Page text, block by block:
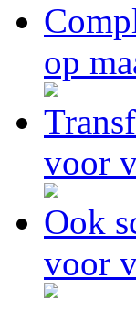
op
voor
Ook
voor